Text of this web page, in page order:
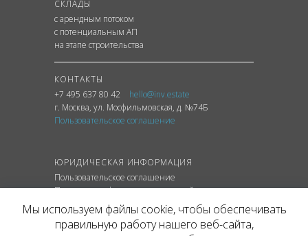
СКЛАДЫ
с арендным потоком
с потенциальным АП
на этапе строительства
КОНТАКТЫ
+7 495 637 80 42
hello@inv.estate
г. Москва, ул. Мосфильмовская, д. №74Б
Пользовательское соглашение
ЮРИДИЧЕСКАЯ ИНФОРМАЦИЯ
Пользовательское соглашение
Политика конфиденциальности сайта
Политика обработки персональных данных
Мы используем файлы cookie, чтобы обеспечивать
правильную работу нашего веб-сайта,